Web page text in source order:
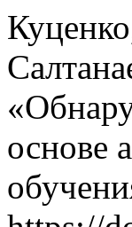
основе